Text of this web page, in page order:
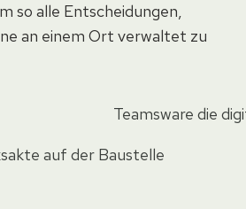
so alle Entscheidungen,
an einem Ort verwaltet zu